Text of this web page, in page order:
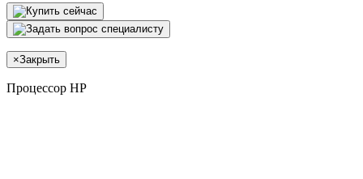
×Закрыть
Процессор HP